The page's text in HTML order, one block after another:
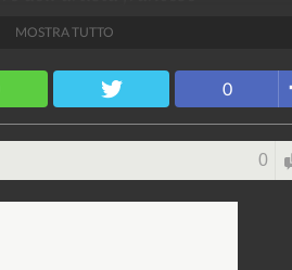
MOSTRA TUTTO
0
0